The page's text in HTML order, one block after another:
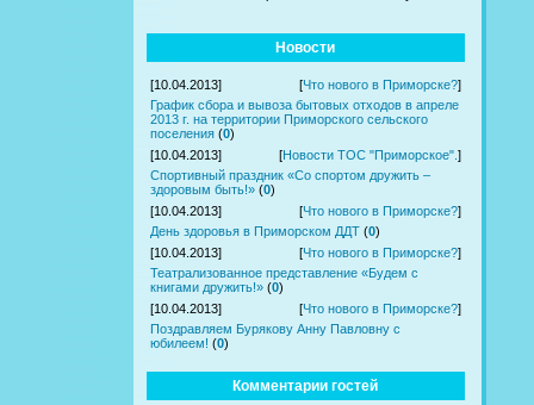
Новости
[10.04.2013] [Что нового в Приморске?]
График сбора и вывоза бытовых отходов в апреле
2013 г. на территории Приморского сельского
поселения (0)
[10.04.2013]
[Новости ТОС "Приморское". ]
Спортивный праздник «Со спортом дружить –
здоровым быть!» (0)
[10.04.2013]
[Что нового в Приморске?]
День здоровья в Приморском ДДТ (0)
[10.04.2013]
[Что нового в Приморске?]
Театрализованное представление «Будем с
книгами дружить!» (0)
[10.04.2013]
[Что нового в Приморске?]
Поздравляем Бурякову Анну Павловну с
юбилеем! (0)
Комментарии гостей